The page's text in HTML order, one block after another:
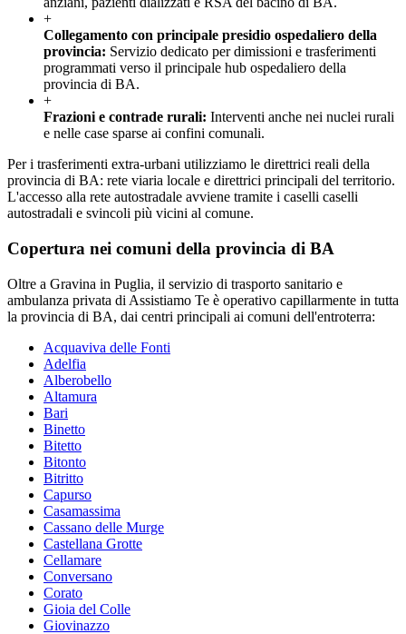
+
Collegamento con principale presidio ospedaliero della
provincia: Servizio dedicato per dimissioni e trasferimenti
programmati verso il principale hub ospedaliero della
provincia di BA.
+
Frazioni e contrade rurali: Interventi anche nei nuclei rurali
e nelle case sparse ai confini comunali.
Per i trasferimenti extra-urbani utilizziamo le direttrici reali della
provincia di BA: rete viaria locale e direttrici principali del territorio.
L'accesso alla rete autostradale avviene tramite i caselli caselli
autostradali e svincoli più vicini al comune.
Copertura nei comuni della provincia di BA
Oltre a Gravina in Puglia, il servizio di trasporto sanitario e
ambulanza privata di Assistiamo Te è operativo capillarmente in tutta
la provincia di BA, dai centri principali ai comuni dell'entroterra:
Acquaviva delle Fonti
Adelfia
Alberobello
Altamura
Bari
Binetto
Bitetto
Bitonto
Bitritto
Capurso
Casamassima
Cassano delle Murge
Castellana Grotte
Cellamare
Conversano
Corato
Gioia del Colle
Giovinazzo